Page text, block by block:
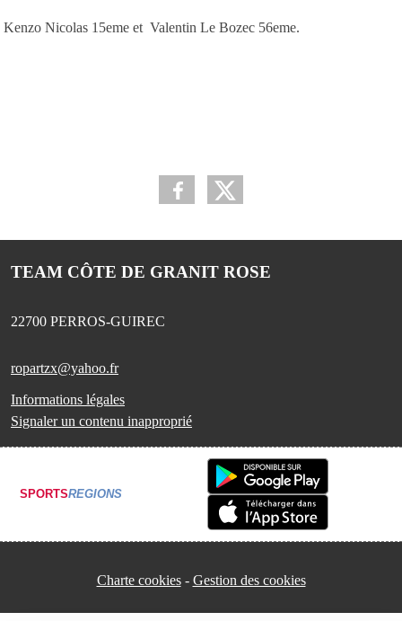
Kenzo Nicolas 15eme et Valentin Le Bozec 56eme.
TEAM CÔTE DE GRANIT ROSE
22700 PERROS-GUIREC
ropartzx@yahoo.fr
Informations légales
Signaler un contenu inapproprié
SPORTSREGIONS
Charte cookies Gestion des cookies